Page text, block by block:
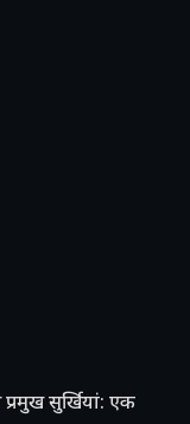
सुर्खियां: एक